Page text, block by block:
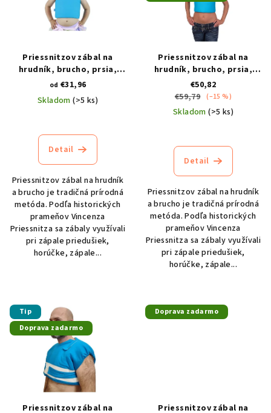
v
Priessnitzov zábal na
hrudník, brucho, prsia,
chrbát, bedrá pre deti
od €31,96
Skladom(>5 ks)
produktu
je
4,8
z
5
hviezdičiek.
Detail
Priessnitzov zábal na hrudník
a brucho je tradičná prírodná
metóda. Podľa historických
prameňov Vincenza
Priessnitza sa zábaly využívali
pri zápale priedušiek,
horúčke, zápale...
Priessnitzov zábal na
hrudník, brucho, prsia,
chrbát, bedrá pre
dospelých
€50,82
€59,79 (–15 %)
Skladom(>5 ks)
produktu
je
4,7
z
5
hviezdičiek.
Detail
Priessnitzov zábal na hrudník
a brucho je tradičná prírodná
metóda. Podľa historických
prameňov Vincenza
Priessnitza sa zábaly využívali
pri zápale priedušiek,
horúčke, zápale...
Tip
Doprava zadarmo
Priessnitzov zábal na
Doprava zadarmo
Priessnitzov zábal na